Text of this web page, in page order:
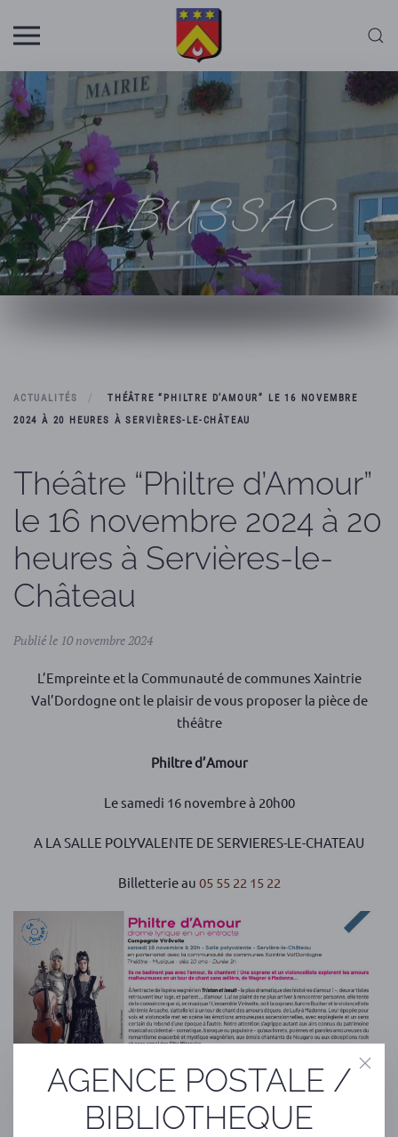
Skip to main content
ALBUSSAC
ACTUALITÉS
THÉÂTRE “PHILTRE D’AMOUR” LE 16 NOVEMBRE
2024 À 20 HEURES À SERVIÈRES-LE-CHÂTEAU
Théâtre “Philtre d’Amour”
le 16 novembre 2024 à 20
heures à Servières-le-
Château
Publié le 10 novembre 2024
L’Empreinte et la Communauté de communes Xaintrie
Val’Dordogne ont le plaisir de vous proposer la pièce de
théâtre
Philtre d’Amour
Le samedi 16 novembre à 20h00
A LA SALLE POLYVALENTE DE SERVIERES-LE-CHATEAU
Billetterie au 05 55 22 15 22
AGENCE POSTALE /
BIBLIOTHEQUE